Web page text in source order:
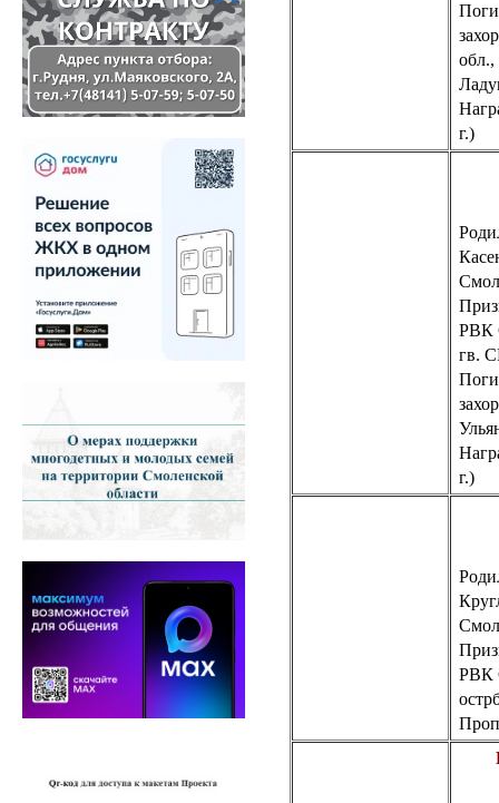
обл.,
г.)
РВК
гв.
г.)
РВК